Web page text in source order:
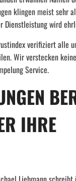
klingen meist sehr
Dienstleistung wird
verifiziert alle
Wir verstecken
Service.
IHRE